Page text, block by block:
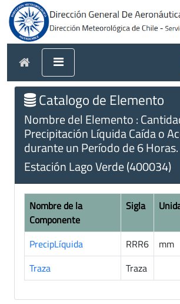
Catalogo de Elemento
Nombre del Elemento :
Precipitación Líquida Caída o
durante un Período de 6 Horas.
Estación Lago Verde (400034)
Nombre de la
Componente
Sigla
PrecipLíquida RRR6 mm
Traza
Traza